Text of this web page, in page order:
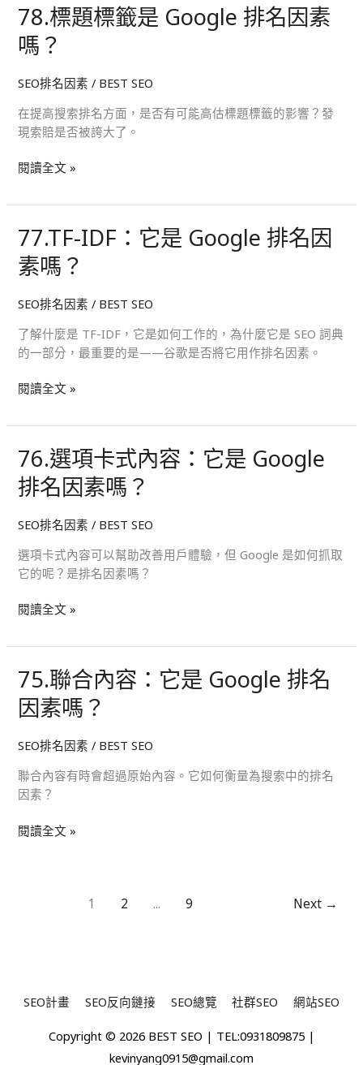
知
道
的
78.標題標籤是 Google 排名因素
嗎？
SEO排名因素 / BEST SEO
在提高搜索排名方面，是否有可能高估標題標籤的影響？發
現索賠是否被誇大了。
78.
標
題
籤
是
Google
排
名
因
閱讀全文 »
77.TF-IDF：它是 Google 排名因
素嗎？
SEO排名因素 / BEST SEO
了解什麼是 TF-IDF，它是如何工作的，為什麼它是 SEO 詞典
的一部分，最重要的是——谷歌是否將它用作排名因素。
77.TF-
IDF：
它
Google
名
因
素
嗎？
閱讀全文 »
76.選項卡式內容：它是 Google
排名因素嗎？
SEO排名因素 / BEST SEO
選項卡式內容可以幫助改善用戶體驗，但 Google 是如何抓取
它的呢？是排名因素嗎？
76.
選
項
式
內
容：
它
是
Google
因
素
嗎？
閱讀全文 »
75.聯合內容：它是 Google 排名
因素嗎？
SEO排名因素 / BEST SEO
聯合內容有時會超過原始內容。它如何衡量為搜索中的排名
因素？
75.
聯
合
容：
它
是
Google
排
名
閱讀全文 »
1 2 ... 9 Next →
SEO計畫 SEO反向鏈接 SEO總覽 社群SEO 網站SEO
Copyright © 2026 BEST SEO | TEL:0931809875 |
kevinyang0915@gmail.com